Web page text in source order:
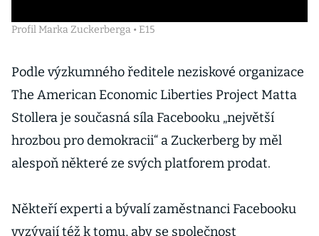
Profil Marka Zuckerberga • E15
Podle výzkumného ředitele neziskové organizace
The American Economic Liberties Project Matta
Stollera je současná síla Facebooku „největší
hrozbou pro demokracii“ a Zuckerberg by měl
alespoň některé ze svých platforem prodat.
Někteří experti a bývalí zaměstnanci Facebooku
vyzývají též k tomu, aby se společnost